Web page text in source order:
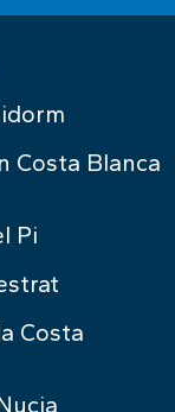
Costa Blanca
Pi
Costa